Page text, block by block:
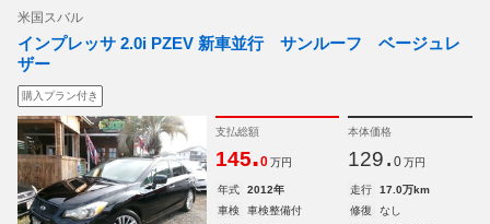
米国スバル
インプレッサ 2.0i PZEV 新車並行 サンルーフ ベージュレ
ザー
購入プラン付き
支払総額
145.0 万円
本体価格
129. 0 万円
年式 2012年 走行
17.0万km
車検
車検整備付 修復
なし